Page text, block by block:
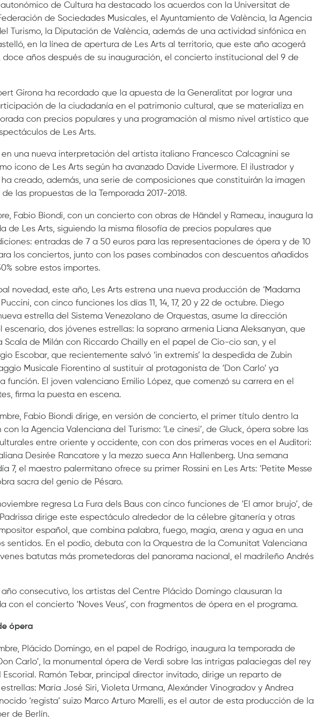
autonómico de Cultura ha destacado los acuerdos con la Universitat de
de Sociedades Musicales, el Ayuntamiento de València, la Agencia
Turismo, la Diputación de València, además de una actividad sinfónica en
en la línea de apertura de Les Arts al territorio, que este año acogerá
doce años después de su inauguración, el concierto institucional del 9 de
Girona ha recordado que la apuesta de la Generalitat por lograr una
de la ciudadanía en el patrimonio cultural, que se materializa en
con precios populares y una programación al mismo nivel artístico que
de Les Arts.
en una nueva interpretación del artista italiano Francesco Calcagnini se
icono de Les Arts según ha avanzado Davide Livermore. El ilustrador y
creado, además, una serie de composiciones que constituirán la imagen
las propuestas de la Temporada 2017-2018.
Fabio Biondi, con un concierto con obras de Händel y Rameau, inaugura la
de Les Arts, siguiendo la misma filosofía de precios populares que
entradas de 7 a 50 euros para las representaciones de ópera y de 10
los conciertos, junto con los pases combinados con descuentos añadidos
sobre estos importes.
novedad, este año, Les Arts estrena una nueva producción de ‘Madama
con cinco funciones los días 11, 14, 17, 20 y 22 de octubre. Diego
estrella del Sistema Venezolano de Orquestas, asume la dirección
escenario, dos jóvenes estrellas: la soprano armenia Liana Aleksanyan, que
Scala de Milán con Riccardo Chailly en el papel de Cio-cio san, y el
Escobar, que recientemente salvó ‘in extremis’ la despedida de Zubin
Musicale Fiorentino al sustituir al protagonista de ‘Don Carlo’ ya
función. El joven valenciano Emilio López, que comenzó su carrera en el
firma la puesta en escena.
Fabio Biondi dirige, en versión de concierto, el primer título dentro la
la Agencia Valenciana del Turismo: ‘Le cinesi’, de Gluck, ópera sobre las
entre oriente y occidente, con con dos primeras voces en el Auditori:
Desirée Rancatore y la mezzo sueca Ann Hallenberg. Una semana
7, el maestro palermitano ofrece su primer Rossini en Les Arts: ‘Petite Messe
sacra del genio de Pésaro.
regresa La Fura dels Baus con cinco funciones de ‘El amor brujo’, de
Padrissa dirige este espectáculo alrededor de la célebre gitanería y otras
español, que combina palabra, fuego, magia, arena y agua en una
sentidos. En el podio, debuta con la Orquestra de la Comunitat Valenciana
batutas más prometedoras del panorama nacional, el madrileño Andrés
año consecutivo, los artistas del Centre Plácido Domingo clausuran la
con el concierto ‘Noves Veus’, con fragmentos de ópera en el programa.
ópera
Plácido Domingo, en el papel de Rodrigo, inaugura la temporada de
Carlo’, la monumental ópera de Verdi sobre las intrigas palaciegas del rey
Escorial. Ramón Tebar, principal director invitado, dirige un reparto de
María José Siri, Violeta Urmana, Alexánder Vinogradov y Andrea
‘regista’ suizo Marco Arturo Marelli, es el autor de esta producción de la
de Berlín.